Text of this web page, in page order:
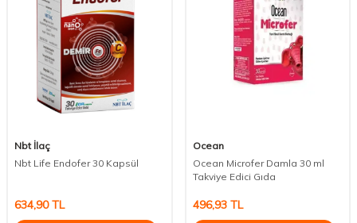
Nbt İlaç
Nbt Life Endofer 30 Kapsül
634,90TL
Ocean
Ocean Microfer Damla 30 ml
Takviye Edici Gıda
496,93TL